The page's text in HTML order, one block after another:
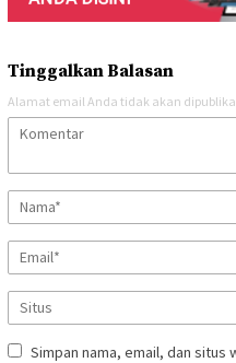
Tinggalkan Balasan
Alamat email Anda tidak akan
Simpan nama, email, dan situs